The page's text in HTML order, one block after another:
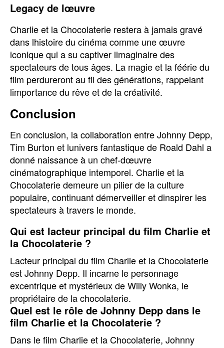
Legacy de lœuvre
Charlie et la Chocolaterie restera à jamais gravé
dans lhistoire du cinéma comme une œuvre
iconique qui a su captiver limaginaire des
spectateurs de tous âges. La magie et la féérie du
film perdureront au fil des générations, rappelant
limportance du rêve et de la créativité.
Conclusion
En conclusion, la collaboration entre Johnny Depp,
Tim Burton et lunivers fantastique de Roald Dahl a
donné naissance à un chef-dœuvre
cinématographique intemporel. Charlie et la
Chocolaterie demeure un pilier de la culture
populaire, continuant démerveiller et dinspirer les
spectateurs à travers le monde.
Qui est lacteur principal du film Charlie et
la Chocolaterie ?
Lacteur principal du film Charlie et la Chocolaterie
est Johnny Depp. Il incarne le personnage
excentrique et mystérieux de Willy Wonka, le
propriétaire de la chocolaterie.
Quel est le rôle de Johnny Depp dans le
film Charlie et la Chocolaterie ?
Dans le film Charlie et la Chocolaterie, Johnny